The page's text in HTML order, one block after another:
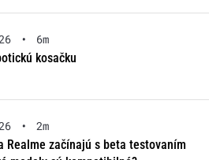
•
6m
kosačku
•
2m
Realme začínajú s beta testovaním